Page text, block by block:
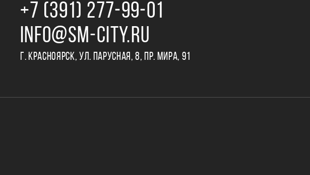
+7 (391) 277‒99‒01
INFO@SM-CITY.RU
Г. КРАСНОЯРСК, УЛ. ПАРУСНАЯ, 8, ПР. МИРА, 91